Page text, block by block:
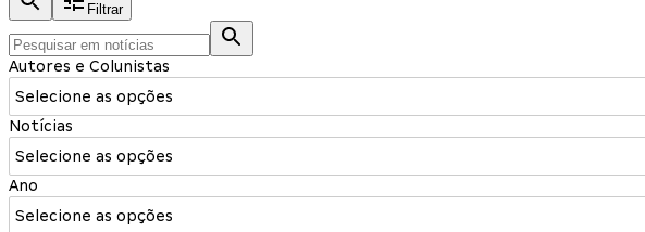
Filtrar
Autores e Colunistas
Selecione as opções
Notícias
Selecione as opções
Ano
Selecione as opções